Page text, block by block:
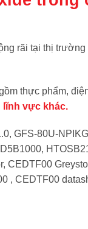
rãi tại thị trường
thực phẩm,
lĩnh vực khác.
GFS-80U-
CEDTF00
, CEDTF00